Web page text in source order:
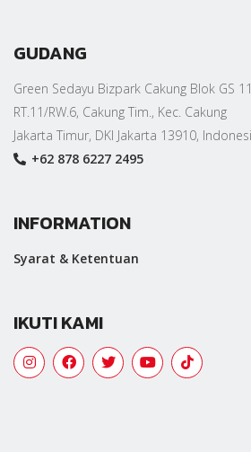
GUDANG
Green Sedayu Bizpark Cakung Blok GS
RT.11/RW.6, Cakung Tim., Kec. Cakung
Jakarta Timur, DKI Jakarta 13910,
+62 878 6227 2495
INFORMATION
Syarat & Ketentuan
IKUTI KAMI